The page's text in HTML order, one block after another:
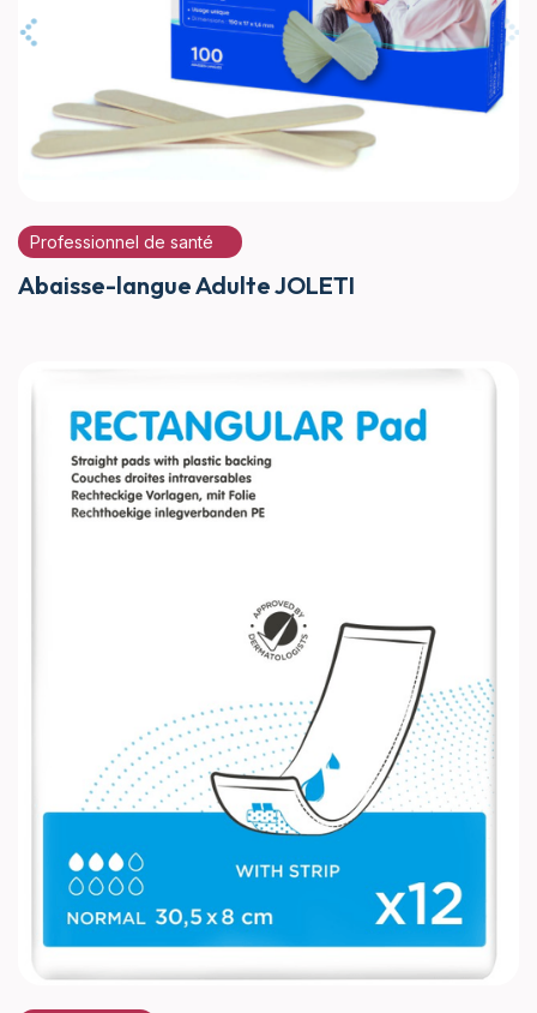
Professionnel de santé
Abaisse-langue Adulte JOLETI